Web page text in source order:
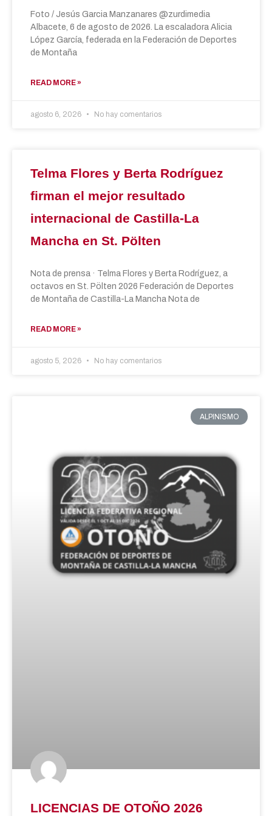
Foto / Jesús Garcia Manzanares @zurdimedia
Albacete, 6 de agosto de 2026. La escaladora Alicia
López García, federada en la Federación de Deportes
de Montaña
READ MORE »
agosto 6, 2026 No hay comentarios
Telma Flores y Berta Rodríguez
firman el mejor resultado
internacional de Castilla-La
Mancha en St. Pölten
Nota de prensa · Telma Flores y Berta Rodríguez, a
octavos en St. Pölten 2026 Federación de Deportes
de Montaña de Castilla-La Mancha Nota de
READ MORE »
agosto 5, 2026 No hay comentarios
ALPINISMO
LICENCIAS DE OTOÑO 2026